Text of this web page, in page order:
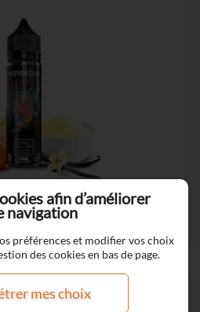
OPALI afin d’améliorer
navigation
préférences et modifier vos choix
des cookies en bas de page.
mes choix